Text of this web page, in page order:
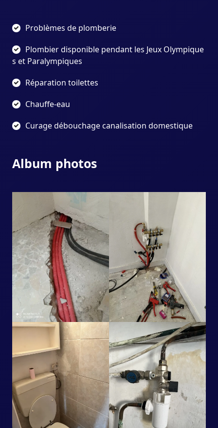
Problèmes de plomberie
Plombier disponible pendant les Jeux Olympique
s et Paralympiques
Réparation toilettes
Chauffe-eau
Curage débouchage canalisation domestique
Album photos